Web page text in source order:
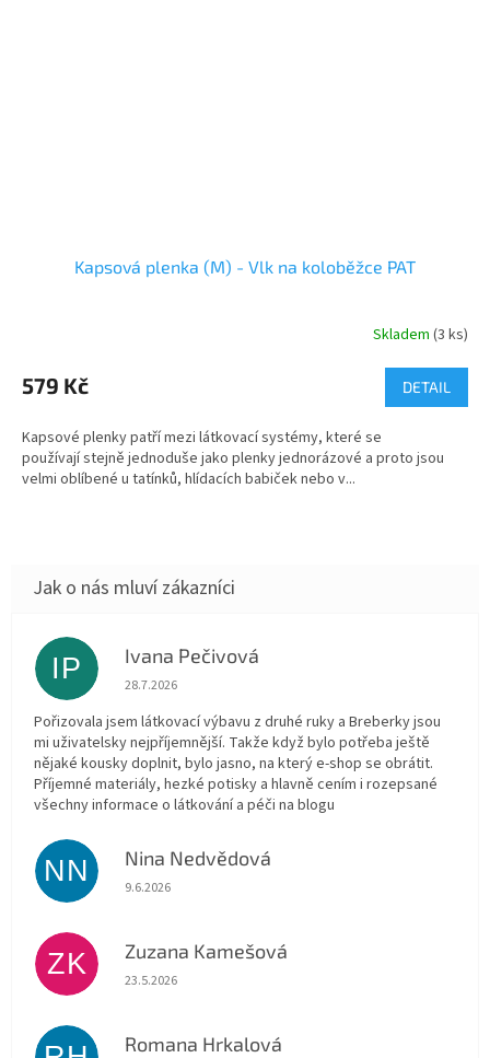
Kapsová plenka (M) - Vlk na koloběžce PAT
Skladem (3 ks)
579 Kč DETAIL
Kapsové plenky patří mezi látkovací systémy, které se
používají stejně jednoduše jako plenky jednorázové a proto jsou
velmi oblíbené u tatínků, hlídacích babiček nebo v...
IP Ivana Pečivová
Hodnocení obchodu je 5 z 5 hvězdiček.
28.7.2026
Pořizovala jsem látkovací výbavu z druhé ruky a Breberky jsou
mi uživatelsky nejpříjemnější. Takže když bylo potřeba ještě
nějaké kousky doplnit, bylo jasno, na který e-shop se obrátit.
Příjemné materiály, hezké potisky a hlavně cením i rozepsané
všechny informace o látkování a péči na blogu
NN Nina Nedvědová
Hodnocení obchodu je 5 z 5 hvězdiček.
9.6.2026
ZK Zuzana Kamešová
Hodnocení obchodu je 5 z 5 hvězdiček.
23.5.2026
Romana Hrkalová